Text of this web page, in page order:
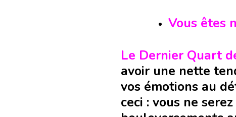
Vous êtes
Le Dernier Quart
avoir une nette
vos émotions au
ceci : vous ne